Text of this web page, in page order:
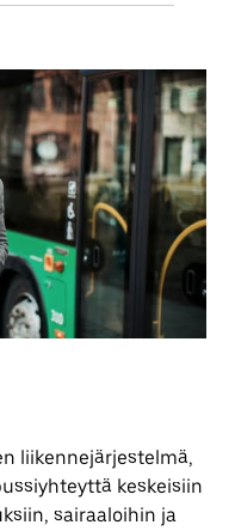
liikennejärjestelmä,
keskeisiin
sairaaloihin ja